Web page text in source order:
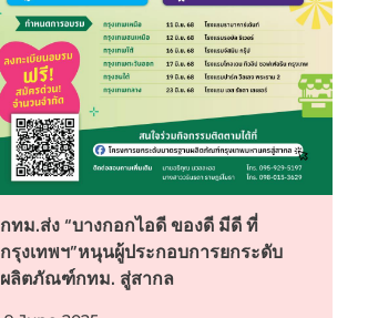
กทม.ส่ง “บางกอกไอดี ของดี มีดี ที่
กรุงเทพฯ”หนุนผู้ประกอบการยกระดับ
ผลิตภัณฑ์กทม. สู่สากล